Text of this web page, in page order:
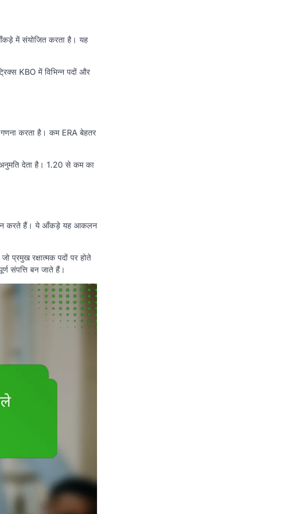
में संयोजित करता है। यह
KBO में विभिन्न पदों और
गणना करता है। कम ERA बेहतर
देता है। 1.20 से कम का
करते हैं। ये आँकड़े यह आकलन
प्रमुख रक्षात्मक पदों पर होते
संपत्ति बन जाते हैं।